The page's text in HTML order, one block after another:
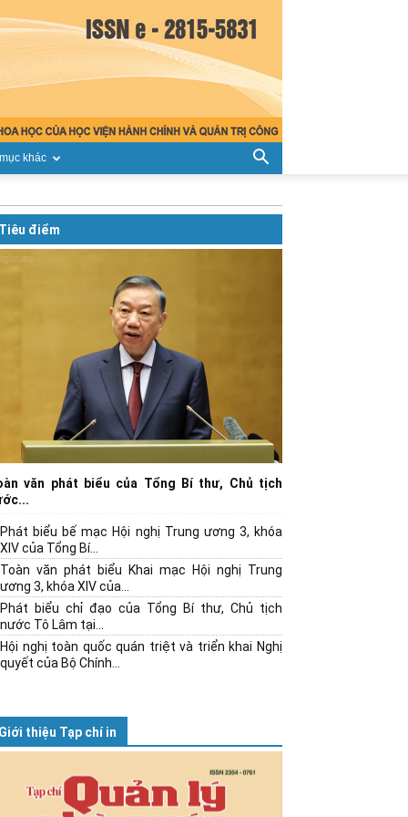
khác
Tiêu điểm
văn phát biểu của Tổng Bí thư, Chủ tịch
Phát biểu bế mạc Hội nghị Trung ương 3, khóa
XIV của Tổng Bí...
Toàn văn phát biểu Khai mạc Hội nghị Trung
ương 3, khóa XIV của...
Phát biểu chỉ đạo của Tổng Bí thư, Chủ tịch
nước Tô Lâm tại...
Hội nghị toàn quốc quán triệt và triển khai Nghị
quyết của Bộ Chính...
Giới thiệu Tạp chí in